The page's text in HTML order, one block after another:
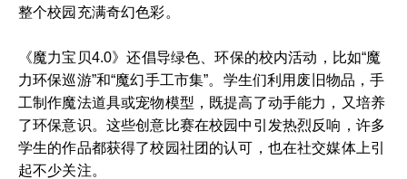
整个校园充满奇幻色彩。
《魔力宝贝4.0》还倡导绿色、环保的校内活动，比如“魔
力环保巡游”和“魔幻手工市集”。学生们利用废旧物品，手
工制作魔法道具或宠物模型，既提高了动手能力，又培养
了环保意识。这些创意比赛在校园中引发热烈反响，许多
学生的作品都获得了校园社团的认可，也在社交媒体上引
起不少关注。